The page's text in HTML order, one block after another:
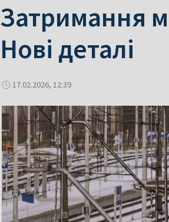
Затримання
Нові деталі
17.02.2026, 12:39